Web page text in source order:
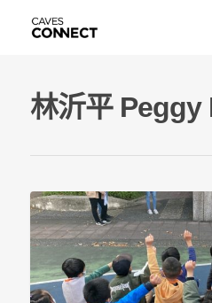
林沂平 Peggy